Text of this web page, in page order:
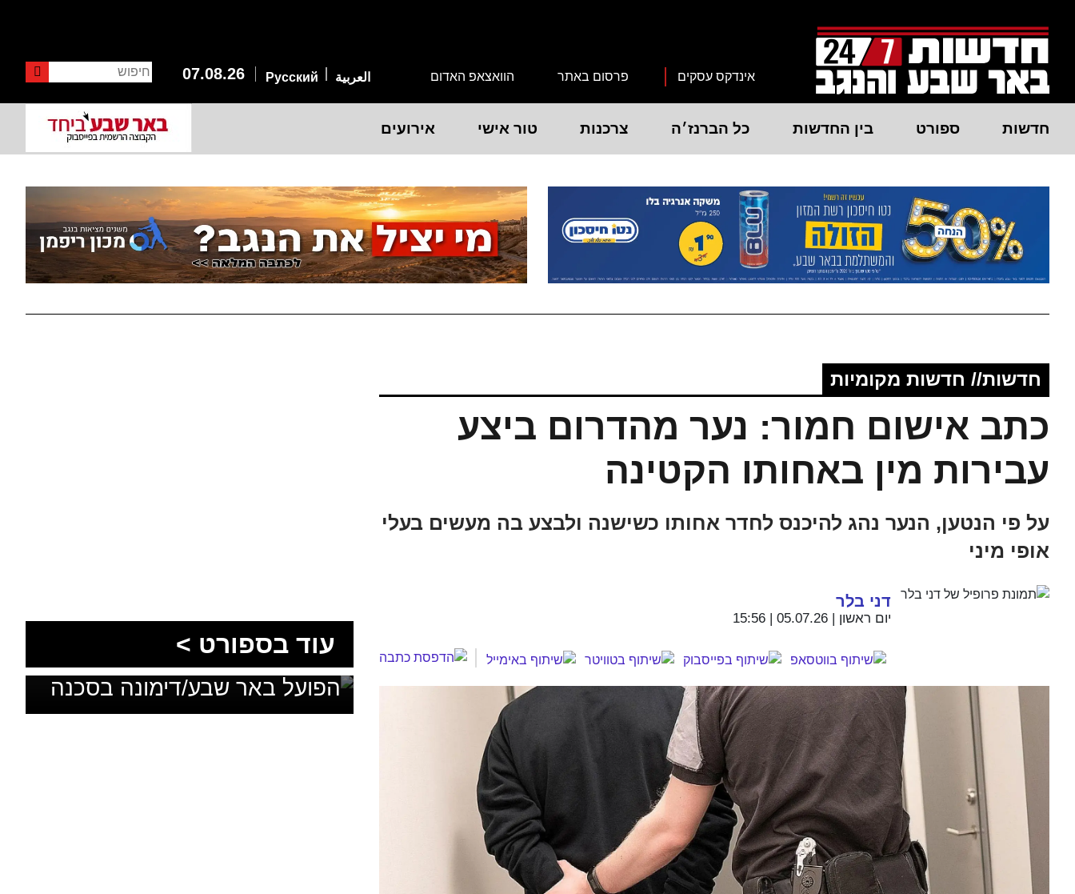
אינדקס עסקים פרסום באתר הוואצאפ האדום 07.08.26 חיפוש
العربية Русский
חדשות ספורט בין החדשות כל הברנז׳ה צרכנות טור אישי אירועים
חדשות// חדשות מקומיות
כתב אישום חמור: נער מהדרום ביצע
עבירות מין באחותו הקטינה
על פי הנטען, הנער נהג להיכנס לחדר אחותו כשישנה ולבצע בה מעשים בעלי
אופי מיני
דני בלר
יום ראשון | 05.07.26 | 15:56
עוד בספורט >
בלי מאמן, בלי סגל ועם דדליין:
הפועל באר שבע/דימונה בסכנה